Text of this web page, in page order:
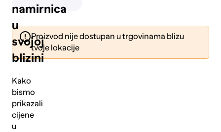
namirnica
u
svojoj
blizini
Kako
bismo
prikazali
cijene
u
Pošalji
Proizvod nije dostupan u trgovinama blizu
tvoje lokacije